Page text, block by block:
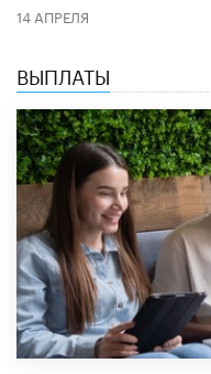
14 АПРЕЛЯ
ВЫПЛАТЫ